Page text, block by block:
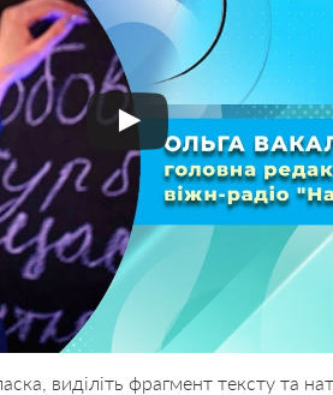
виділіть фрагмент тексту та